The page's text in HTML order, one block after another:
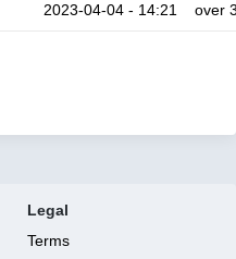
2023-04-04 - 14:21 over
Legal
Terms